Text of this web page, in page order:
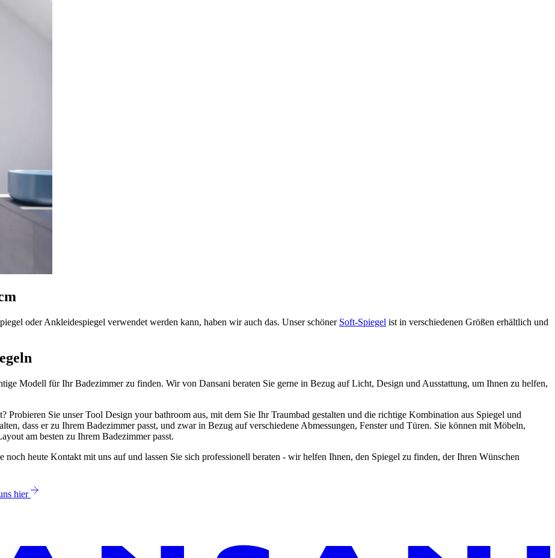
oder Ankleidespiegel verwendet werden kann, haben wir auch das. Unser schöner Soft-Spiegel ist in verschiedenen Größen erhältlich und
Modell für Ihr Badezimmer zu finden. Wir von Dansani beraten Sie gerne in Bezug auf Licht, Design und Ausstattung, um Ihnen zu helfen,
Probieren Sie unser Tool Design your bathroom aus, mit dem Sie Ihr Traumbad gestalten und die richtige Kombination aus Spiegel und
dass er zu Ihrem Badezimmer passt, und zwar in Bezug auf verschiedene Abmessungen, Fenster und Türen. Sie können mit Möbeln,
am besten zu Ihrem Badezimmer passt.
heute Kontakt mit uns auf und lassen Sie sich professionell beraten - wir helfen Ihnen, den Spiegel zu finden, der Ihren Wünschen
hier